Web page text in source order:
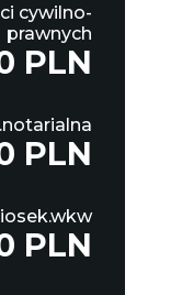
cywilno-
prawnych
PLN
PLN
PLN